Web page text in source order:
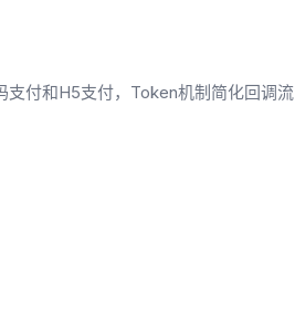
支付和H5支付，Token机制简化回调流